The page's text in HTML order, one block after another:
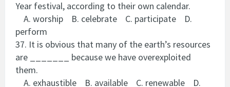
Year festival, according to their own calendar.
A. worship B. celebrate C. participate D.
perform
37. It is obvious that many of the earth’s resources
are _______ because we have overexploited
them.
A. exhaustible B. available C. renewable D.